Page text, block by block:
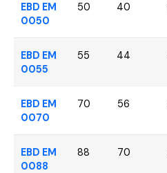
EBD EM
0050
50 40
EBD EM
0055
55 44
EBD EM
0070
70 56
EBD EM
0088
88 70